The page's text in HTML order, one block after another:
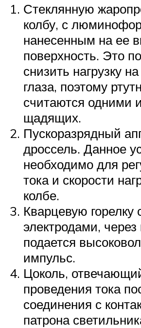
Стеклянную
колбу, с
нанесенным на ее
поверхность. Это
снизить нагрузку
глаза, поэтому
считаются одними
щадящих.
Пускоразрядный
дроссель. Данное
необходимо для
тока и скорости
колбе.
Кварцевую горелку
электродами, через
подается
импульс.
Цоколь,
проведения тока
соединения с
патрона